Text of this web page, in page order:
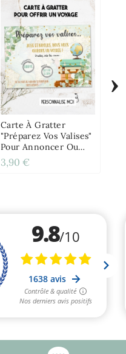
Carte À Gratter
"Préparez Vos Valises"
Pour Annoncer Ou
Offrir Un Voyage
3,90 €
›